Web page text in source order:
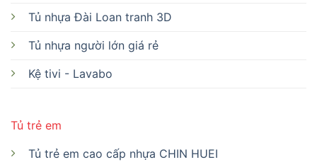
Tủ nhựa Đài Loan tranh 3D
Tủ nhựa người lớn giá rẻ
Kệ tivi - Lavabo
Tủ trẻ em
Tủ trẻ em cao cấp nhựa CHIN HUEI